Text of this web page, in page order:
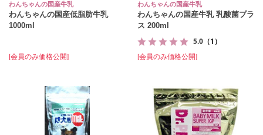
わんちゃんの国産牛乳
わんちゃんの国産低脂肪牛乳
1000ml
[会員のみ価格公開]
わんちゃんの国産牛乳
わんちゃんの国産牛乳 乳酸菌プラ
ス 200ml
5.0 （1）
[会員のみ価格公開]